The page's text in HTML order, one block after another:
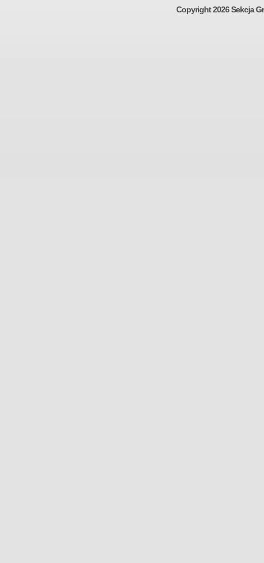
Copyright 2026 Sekcja